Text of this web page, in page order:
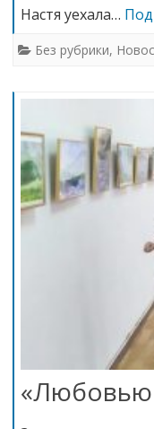
Настя уехала…
Без рубрики,